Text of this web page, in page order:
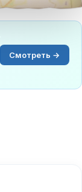
Смотреть →